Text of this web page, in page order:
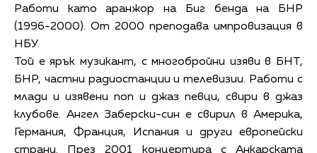
Работи като аранжор на Биг бенда на БНР
(1996-­2000). От 2000 преподава импровизация в
НБУ.
Той е ярък музикант, с многобройни изяви в БНТ,
БНР, частни радиостанции и телевизии. Работи с
млади и изявени поп и джаз певци, свири в джаз
клубове. Ангел Заберски-син е свирил в Америка,
Германия, Франция, Испания и други европейски
страни. През 2001 концертира с Анкарската